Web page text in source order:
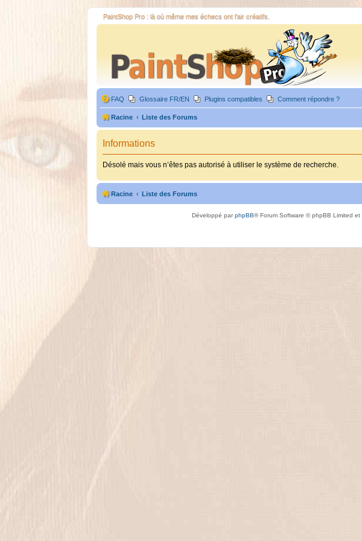
PaintShop Pro : là où même mes échecs ont l'air créatifs.
FAQ Glossaire FR/EN Plugins compatibles Comment répondre ?
Racine Liste des Forums
Informations
Désolé mais vous n’êtes pas autorisé à utiliser le système de recherche.
Racine Liste des Forums
Développé parphpBB® Forum Software © phpBB Limited